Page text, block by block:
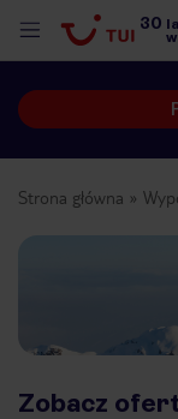
30
Strona główna
Zobacz